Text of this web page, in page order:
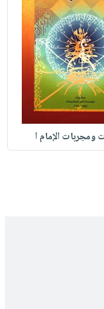
ومجربات الإمام ا